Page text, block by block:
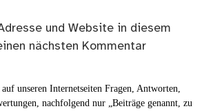
und Website in diesem
nächsten Kommentar
unseren Internetseiten Fragen, Antworten,
nachfolgend nur „Beiträge genannt, zu